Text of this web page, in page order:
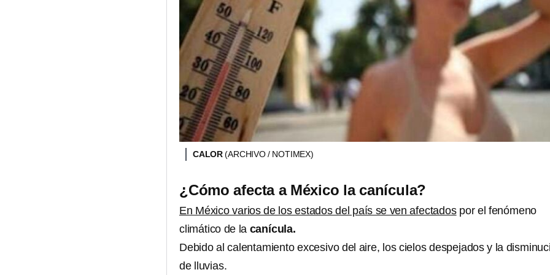
CALOR(ARCHIVO / NOTIMEX)
¿Cómo afecta a México la canícula?
En México varios de los estados del país se ven afectadospor el fenómeno
climático de la canícula.
Debido al calentamiento excesivo del aire, los cielos despejados y la
de lluvias.